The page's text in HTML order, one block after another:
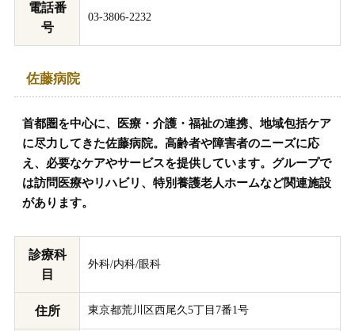
電話番
号
03-3806-2232
佐藤病院
首都圏を中心に、医療・介護・福祉の連携、地域包括ケア
に尽力してきた佐藤病院。高齢者や障害者のニーズに応
え、必要なケアやサービスを提供しています。グループで
は訪問医療やリハビリ、特別養護老人ホームなど関連施設
があります。
診療科
目
外科/内科/眼科
住所 東京都荒川区西尾久5丁目7番1号